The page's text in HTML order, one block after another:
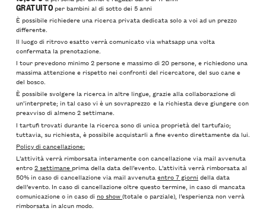
GRATUITOper bambini al di sotto dei 5 anni
È possibile richiedere una ricerca privata dedicata solo a voi ad un prezzo
differente.
Il luogo di ritrovo esatto verrà comunicato via whatsapp una volta
confermata la prenotazione.
I tour prevedono minimo 2 persone e massimo di 20 persone, e richiedono una
massima attenzione e rispetto nei confronti del ricercatore, del suo cane e
del bosco.
È possibile svolgere la ricerca in altre lingue, grazie alla collaborazione di
un’interprete; in tal caso vi è un sovraprezzo e la richiesta deve giungere con
preavviso di almeno 2 settimane.
I tartufi trovati durante la ricerca sono di unica proprietà del tartufaio;
tuttavia, su richiesta, è possibile acquistarli a fine evento direttamente da lui.
Policy di cancellazione:
L’attività verrà rimborsata interamente con cancellazione via mail avvenuta
entro2 settimaneprima della data dell’evento. L’attività verrà rimborsata al
50% in caso di cancellazione via mail avvenutaentro 7 giorni della data
dell’evento. In caso di cancellazione oltre questo termine, in caso di mancata
comunicazione o in caso di no show(totale o parziale), l’esperienza non verrà
rimborsata in alcun modo.